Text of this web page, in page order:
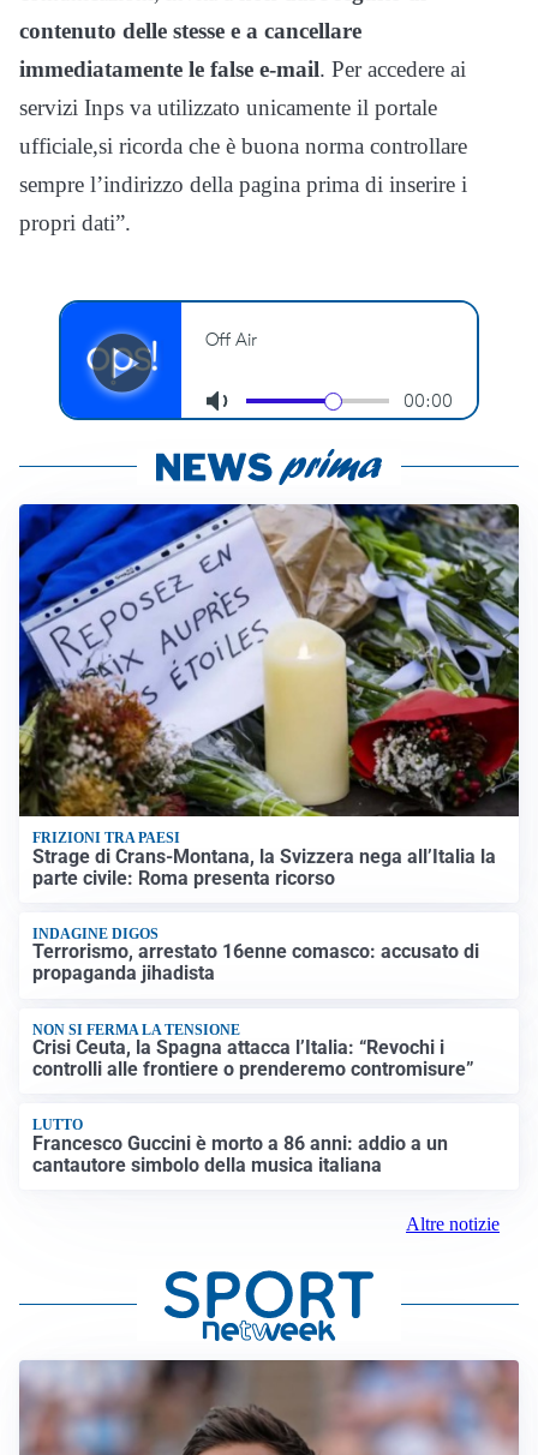
contenuto delle stesse e a cancellare
immediatamente le false e-mail. Per accedere ai
servizi Inps va utilizzato unicamente il portale
ufficiale,si ricorda che è buona norma controllare
sempre l’indirizzo della pagina prima di inserire i
propri dati”.
FRIZIONI TRA PAESI
Strage di Crans-Montana, la Svizzera nega all’Italia la
parte civile: Roma presenta ricorso
INDAGINE DIGOS
Terrorismo, arrestato 16enne comasco: accusato di
propaganda jihadista
NON SI FERMA LA TENSIONE
Crisi Ceuta, la Spagna attacca l’Italia: “Revochi i
controlli alle frontiere o prenderemo contromisure”
LUTTO
Francesco Guccini è morto a 86 anni: addio a un
cantautore simbolo della musica italiana
Altre notizie